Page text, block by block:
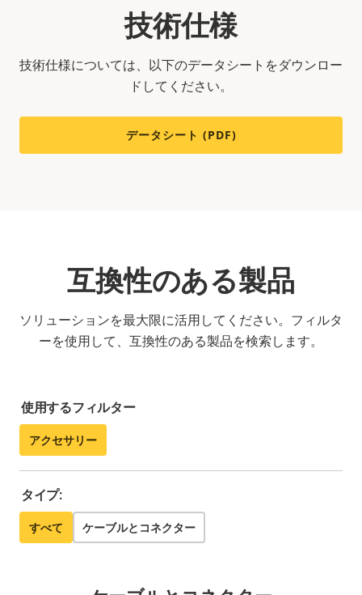
技術仕様
技術仕様については、以下のデータシートをダウンロー
ドしてください。
データシート (PDF)
互換性のある製品
ソリューションを最大限に活用してください。フィルタ
ーを使用して、互換性のある製品を検索します。
使用するフィルター
アクセサリー
タイプ:
すべて ケーブルとコネクター